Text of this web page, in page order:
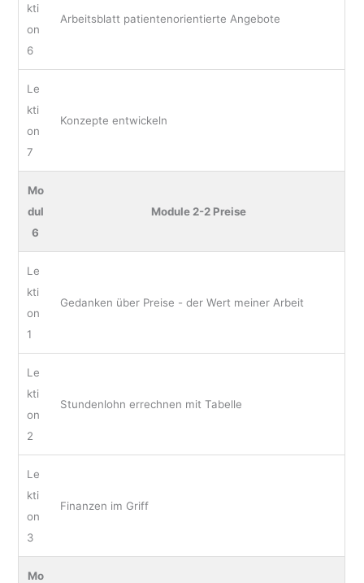
kti
on
6
Arbeitsblatt patientenorientierte Angebote
Le
kti
on
7
Konzepte entwickeln
Mo
dul
6
Module 2-2 Preise
Le
kti
on
1
Gedanken über Preise - der Wert meiner Arbeit
Le
kti
on
2
Stundenlohn errechnen mit Tabelle
Le
kti
on
3
Finanzen im Griff
Mo